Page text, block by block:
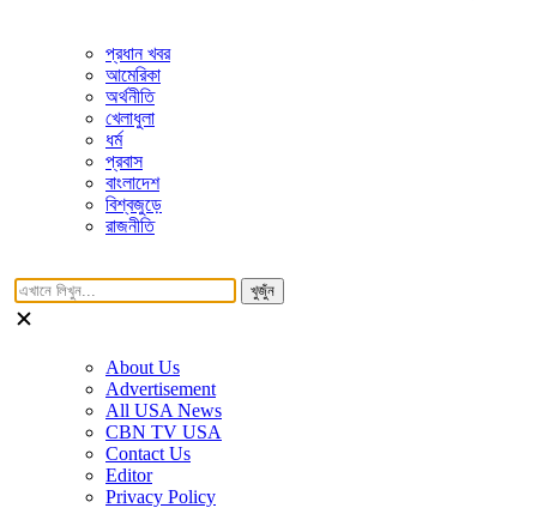
প্রধান খবর
আমেরিকা
অর্থনীতি
খেলাধুলা
ধর্ম
প্রবাস
বাংলাদেশ
বিশ্বজুড়ে
রাজনীতি
খুজুঁন
About Us
Advertisement
All USA News
CBN TV USA
Contact Us
Editor
Privacy Policy